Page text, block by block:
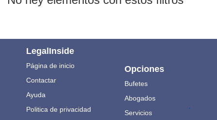
LegalInside
Página de inicio
Contactar
Ayuda
Politica de privacidad
Opciones
Bufetes
Abogados
Servicios
.